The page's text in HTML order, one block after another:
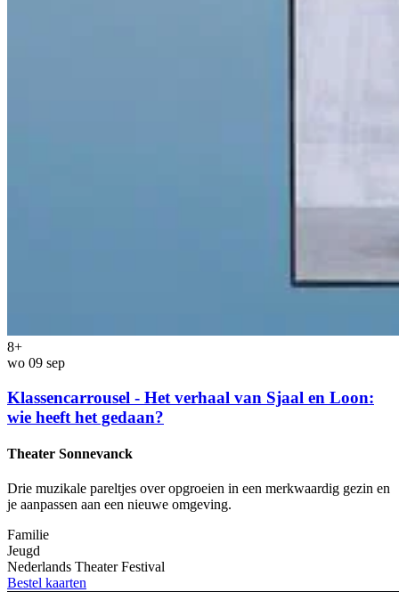
8+
wo 09 sep
Klassencarrousel - Het verhaal van Sjaal en Loon:
wie heeft het gedaan?
Theater Sonnevanck
Drie muzikale pareltjes over opgroeien in een merkwaardig gezin en
je aanpassen aan een nieuwe omgeving.
Familie
Jeugd
Nederlands Theater Festival
Bestel kaarten